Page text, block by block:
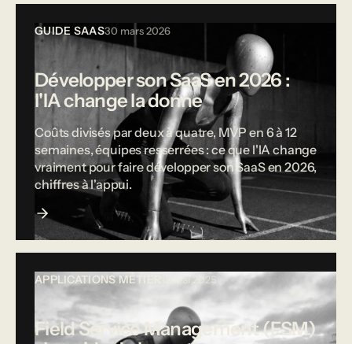
GUIDE SAAS30 mars 2026
Développer son SaaS en 2026 :
l'IA change la donne
Coûts divisés par deux à quatre, MVP en 6 à 12
semaines, équipes resserrées : ce que l'IA change
vraiment pour faire développer son SaaS en 2026,
chiffres à l'appui.
APPLICATIONS MÉTIER 12 mai 2025
Field Service Management (FSM)